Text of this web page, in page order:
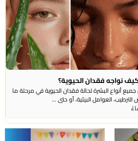
نواجه فقدان الحيوية؟
أنواع البشرة لحالة فقدان الحيوية في مرحلة ما
العوامل البيئية، أو حتى ...